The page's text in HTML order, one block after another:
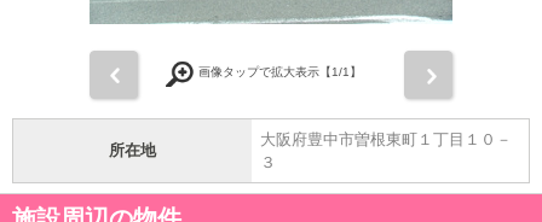
画像タップで拡大表示【1/1】
所在地
大阪府豊中市曽根東町１丁目１０－
３